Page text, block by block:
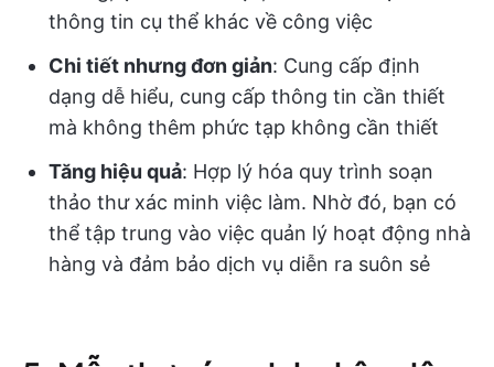
thông tin cụ thể khác về công việc
Chi tiết nhưng đơn giản: Cung cấp định
dạng dễ hiểu, cung cấp thông tin cần thiết
mà không thêm phức tạp không cần thiết
Tăng hiệu quả: Hợp lý hóa quy trình soạn
thảo thư xác minh việc làm. Nhờ đó, bạn có
thể tập trung vào việc quản lý hoạt động nhà
hàng và đảm bảo dịch vụ diễn ra suôn sẻ